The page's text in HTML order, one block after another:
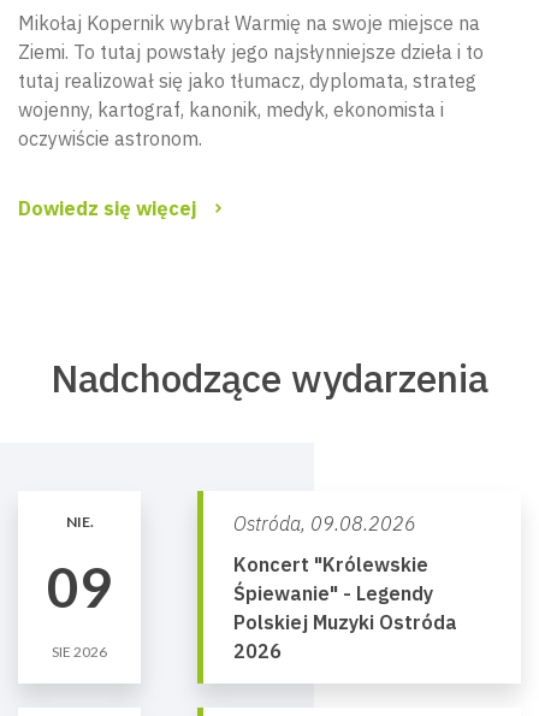
Mikołaj Kopernik wybrał Warmię na swoje miejsce na
Ziemi. To tutaj powstały jego najsłynniejsze dzieła i to
tutaj realizował się jako tłumacz, dyplomata, strateg
wojenny, kartograf, kanonik, medyk, ekonomista i
oczywiście astronom.
Dowiedz się więcej
Nadchodzące wydarzenia
NIE.
09
SIE 2026
Ostróda, 09.08.2026
Koncert "Królewskie
Śpiewanie" - Legendy
Polskiej Muzyki Ostróda
2026